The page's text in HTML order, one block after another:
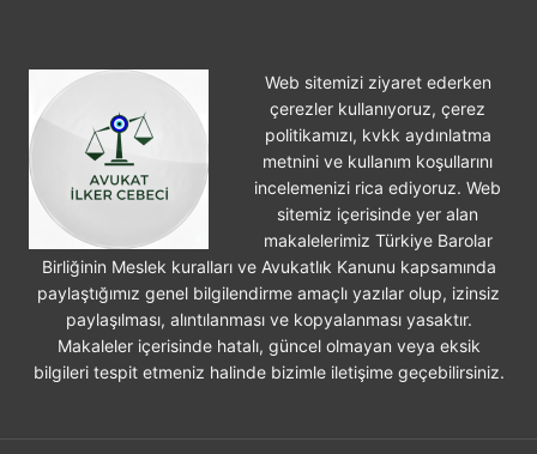
Web sitemizi ziyaret ederken
çerezler kullanıyoruz, çerez
politikamızı, kvkk aydınlatma
metnini ve kullanım koşullarını
incelemenizi rica ediyoruz. Web
sitemiz içerisinde yer alan
makalelerimiz Türkiye Barolar
Birliğinin Meslek kuralları ve Avukatlık Kanunu kapsamında
paylaştığımız genel bilgilendirme amaçlı yazılar olup, izinsiz
paylaşılması, alıntılanması ve kopyalanması yasaktır.
Makaleler içerisinde hatalı, güncel olmayan veya eksik
bilgileri tespit etmeniz halinde bizimle iletişime geçebilirsiniz.